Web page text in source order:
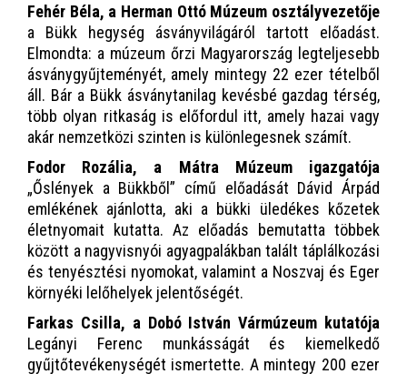
Fehér Béla, a Herman Ottó Múzeum osztályvezetője
a Bükk hegység ásványvilágáról tartott előadást.
Elmondta: a múzeum őrzi Magyarország legteljesebb
ásványgyűjteményét, amely mintegy 22 ezer tételből
áll. Bár a Bükk ásványtanilag kevésbé gazdag térség,
több olyan ritkaság is előfordul itt, amely hazai vagy
akár nemzetközi szinten is különlegesnek számít.
Fodor Rozália, a Mátra Múzeum igazgatója
„Őslények a Bükkből” című előadását Dávid Árpád
emlékének ajánlotta, aki a bükki üledékes kőzetek
életnyomait kutatta. Az előadás bemutatta többek
között a nagyvisnyói agyagpalákban talált táplálkozási
és tenyésztési nyomokat, valamint a Noszvaj és Eger
környéki lelőhelyek jelentőségét.
Farkas Csilla, a Dobó István Vármúzeum kutatója
Legányi Ferenc munkásságát és kiemelkedő
gyűjtőtevékenységét ismertette. A mintegy 200 ezer